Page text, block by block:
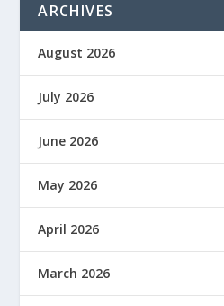
ARCHIVES
August 2026
July 2026
June 2026
May 2026
April 2026
March 2026